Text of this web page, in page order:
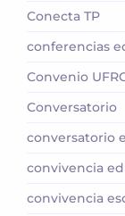
Conecta TP
conferencias
Convenio
Conversatorio
conversatorio
convivencia
convivencia